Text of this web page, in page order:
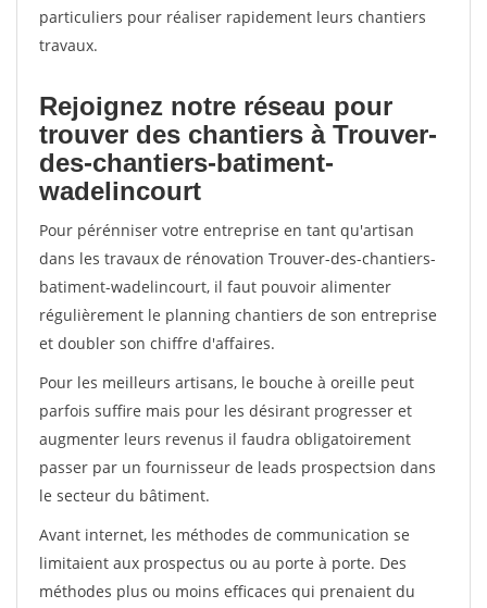
particuliers pour réaliser rapidement leurs chantiers
travaux.
Rejoignez notre réseau pour
trouver des chantiers à Trouver-
des-chantiers-batiment-
wadelincourt
Pour pérénniser votre entreprise en tant qu'artisan
dans les travaux de rénovation Trouver-des-chantiers-
batiment-wadelincourt, il faut pouvoir alimenter
régulièrement le planning chantiers de son entreprise
et doubler son chiffre d'affaires.
Pour les meilleurs artisans, le bouche à oreille peut
parfois suffire mais pour les désirant progresser et
augmenter leurs revenus il faudra obligatoirement
passer par un fournisseur de leads prospectsion dans
le secteur du bâtiment.
Avant internet, les méthodes de communication se
limitaient aux prospectus ou au porte à porte. Des
méthodes plus ou moins efficaces qui prenaient du